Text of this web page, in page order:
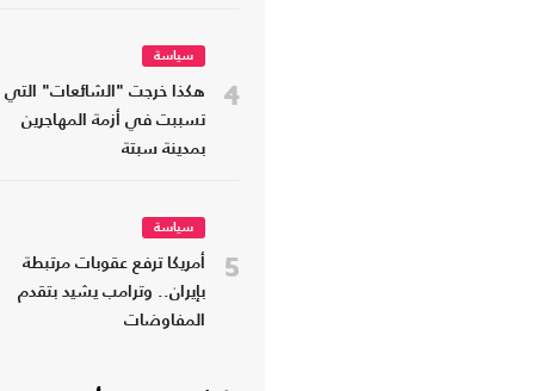
4
سياسة
هكذا خرجت "الشائعات" التي
تسببت في أزمة المهاجرين
بمدينة سبتة
5
سياسة
أمريكا ترفع عقوبات مرتبطة
بإيران.. وترامب يشيد بتقدم
المفاوضات